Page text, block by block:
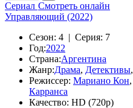
Сериал Смотреть онлайн
Управляющий (2022)
Сезон: 4 | Серия: 7
Год:2022
Страна:Аргентина
Жанр:Драма, Детективы,
Режиссер: Мариано Кон,
Карранса
Качество: HD (720p)